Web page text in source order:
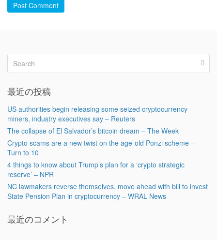
Post Comment
最近の投稿
US authorities begin releasing some seized cryptocurrency
miners, industry executives say – Reuters
The collapse of El Salvador’s bitcoin dream – The Week
Crypto scams are a new twist on the age-old Ponzi scheme –
Turn to 10
4 things to know about Trump’s plan for a ‘crypto strategic
reserve’ – NPR
NC lawmakers reverse themselves, move ahead with bill to invest
State Pension Plan in cryptocurrency – WRAL News
最近のコメント